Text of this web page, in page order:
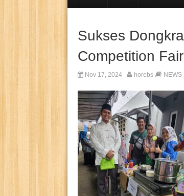
Sukses
Competition Fair
Nov 17, 2024 horebs NEWS